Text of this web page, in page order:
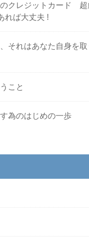
クレジットカード 超
ば大丈夫 !
それはあなた自身を取
こと
為のはじめの一歩